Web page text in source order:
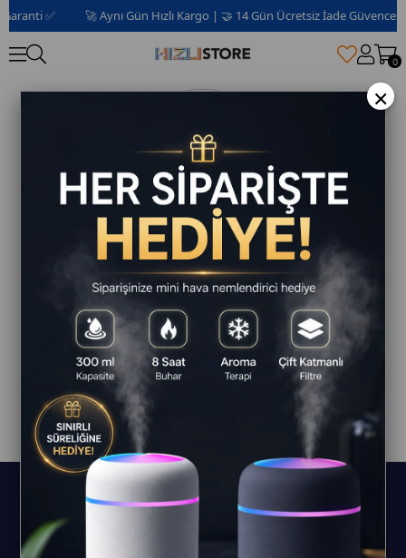
✅ 🚀 Aynı Gün Hızlı Kargo | 🤝 14 Gün Ücretsiz İade Güvencesi
0
Abone Olun, Fırsatları Kaçırmayın!
×